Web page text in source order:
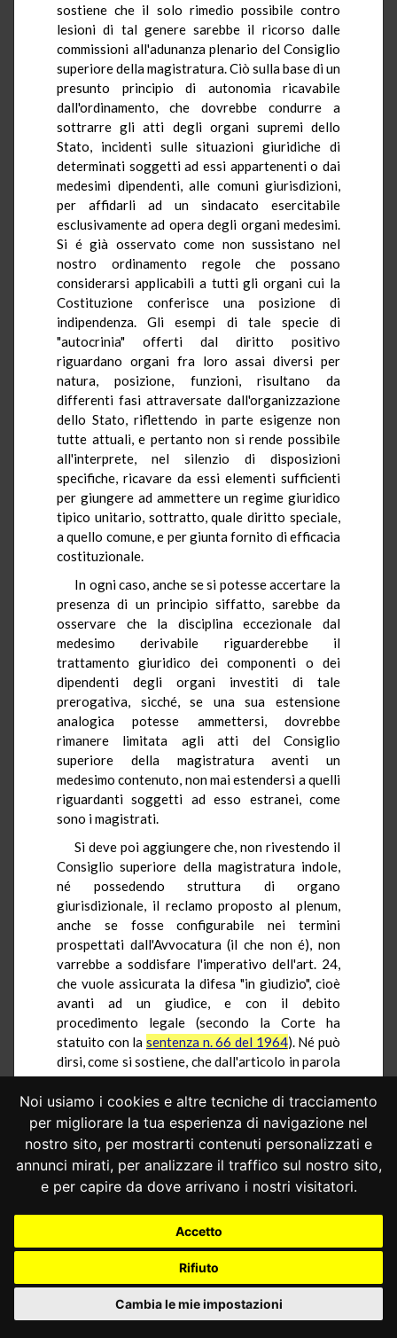
Noi usiamo i cookies e altre tecniche di tracciamento
per migliorare la tua esperienza di navigazione nel
nostro sito, per mostrarti contenuti personalizzati e
annunci mirati, per analizzare il traffico sul nostro sito,
e per capire da dove arrivano i nostri visitatori.
Accetto
Rifiuto
Cambia le mie impostazioni
sostiene che il solo rimedio possibile contro
lesioni di tal genere sarebbe il ricorso dalle
commissioni all'adunanza plenario del Consiglio
superiore della magistratura. Ciò sulla base di un
presunto principio di autonomia ricavabile
dall'ordinamento, che dovrebbe condurre a
sottrarre gli atti degli organi supremi dello
Stato, incidenti sulle situazioni giuridiche di
determinati soggetti ad essi appartenenti o dai
medesimi dipendenti, alle comuni giurisdizioni,
per affidarli ad un sindacato esercitabile
esclusivamente ad opera degli organi medesimi.
Si é già osservato come non sussistano nel
nostro ordinamento regole che possano
considerarsi applicabili a tutti gli organi cui la
Costituzione conferisce una posizione di
indipendenza. Gli esempi di tale specie di
"autocrinia" offerti dal diritto positivo
riguardano organi fra loro assai diversi per
natura, posizione, funzioni, risultano da
differenti fasi attraversate dall'organizzazione
dello Stato, riflettendo in parte esigenze non
tutte attuali, e pertanto non si rende possibile
all'interprete, nel silenzio di disposizioni
specifiche, ricavare da essi elementi sufficienti
per giungere ad ammettere un regime giuridico
tipico unitario, sottratto, quale diritto speciale,
a quello comune, e per giunta fornito di efficacia
costituzionale.
In ogni caso, anche se si potesse accertare la
presenza di un principio siffatto, sarebbe da
osservare che la disciplina eccezionale dal
medesimo derivabile riguarderebbe il
trattamento giuridico dei componenti o dei
dipendenti degli organi investiti di tale
prerogativa, sicché, se una sua estensione
analogica potesse ammettersi, dovrebbe
rimanere limitata agli atti del Consiglio
superiore della magistratura aventi un
medesimo contenuto, non mai estendersi a quelli
riguardanti soggetti ad esso estranei, come
sono i magistrati.
Si deve poi aggiungere che, non rivestendo il
Consiglio superiore della magistratura indole,
né possedendo struttura di organo
giurisdizionale, il reclamo proposto al plenum,
anche se fosse configurabile nei termini
prospettati dall'Avvocatura (il che non é), non
varrebbe a soddisfare l'imperativo dell'art. 24,
che vuole assicurata la difesa "in giudizio", cioè
avanti ad un giudice, e con il debito
procedimento legale (secondo la Corte ha
statuito con la sentenza n. 66 del 1964). Né può
dirsi, come si sostiene, che dall'articolo in parola
si ricavi solo il divieto di impedimenti esterni
all'esercizio dell'azione giudiziaria, poiché la sua
portata é ben più vasta. E del pari priva di valore
é l'affermazione secondo cui l'applicazione
dell'art. 24 presuppone l'esistenza di una
giurisdizione competente, dato l'evidente
circolo in cui essa si involge, fino a quando non si
fornisca la dimostrazione (come si é visto, non
deducibile dal sistema) che competente possa
essere solo lo stesso Consiglio superiore della
Si può aggiungere che non si renderebbe
neppure possibile alla legge ordinaria conferire